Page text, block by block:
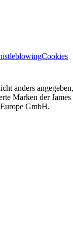
Cookies
anders angegeben,
Marken der James
GmbH.